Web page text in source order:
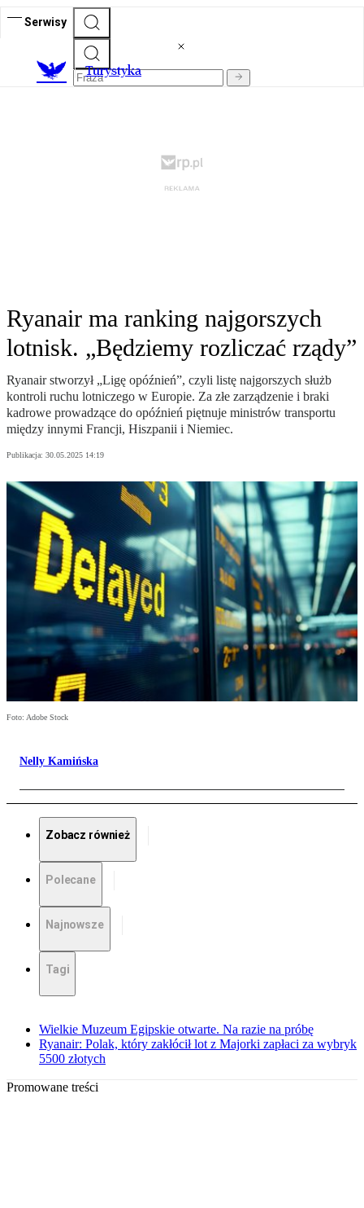
Serwisy
Turystyka
Ryanair ma ranking najgorszych
lotnisk. „Będziemy rozliczać rządy”
Ryanair stworzył „Ligę opóźnień”, czyli listę najgorszych służb
kontroli ruchu lotniczego w Europie. Za złe zarządzenie i braki
kadrowe prowadzące do opóźnień piętnuje ministrów transportu
między innymi Francji, Hiszpanii i Niemiec.
Publikacja: 30.05.2025 14:19
Foto: Adobe Stock
Nelly Kamińska
Zobacz również
Polecane
Najnowsze
Tagi
Wielkie Muzeum Egipskie otwarte. Na razie na próbę
Ryanair: Polak, który zakłócił lot z Majorki zapłaci za wybryk
5500 złotych
Promowane treści